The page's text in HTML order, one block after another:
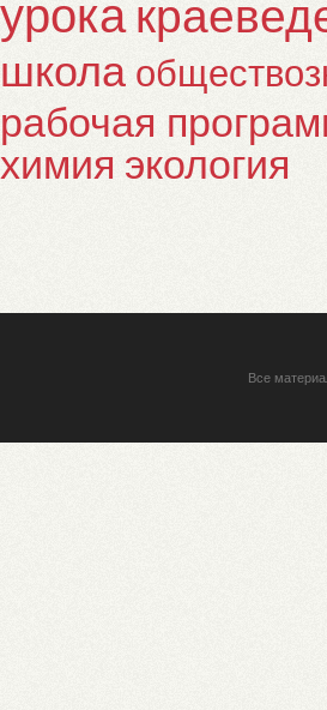
урока
школа
рабочая
химия экология
Все